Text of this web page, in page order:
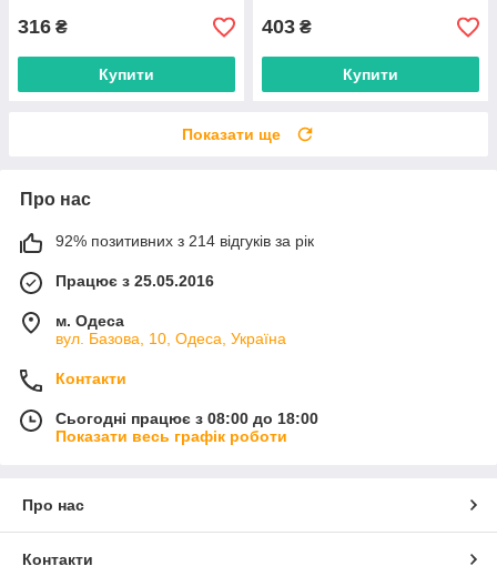
316 ₴
Купити
403 ₴
Купити
Показати ще
Про нас
92% позитивних з 214 відгуків за рік
Працює з 25.05.2016
м. Одеса
вул. Базова, 10, Одеса, Україна
Контакти
Сьогодні працює з 08:00 до 18:00
Показати весь графік роботи
Про нас
Контакти